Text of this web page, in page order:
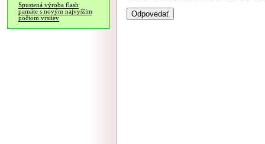
Spustená výroba flash
pamäte s novým najvyšším
počtom vrstiev